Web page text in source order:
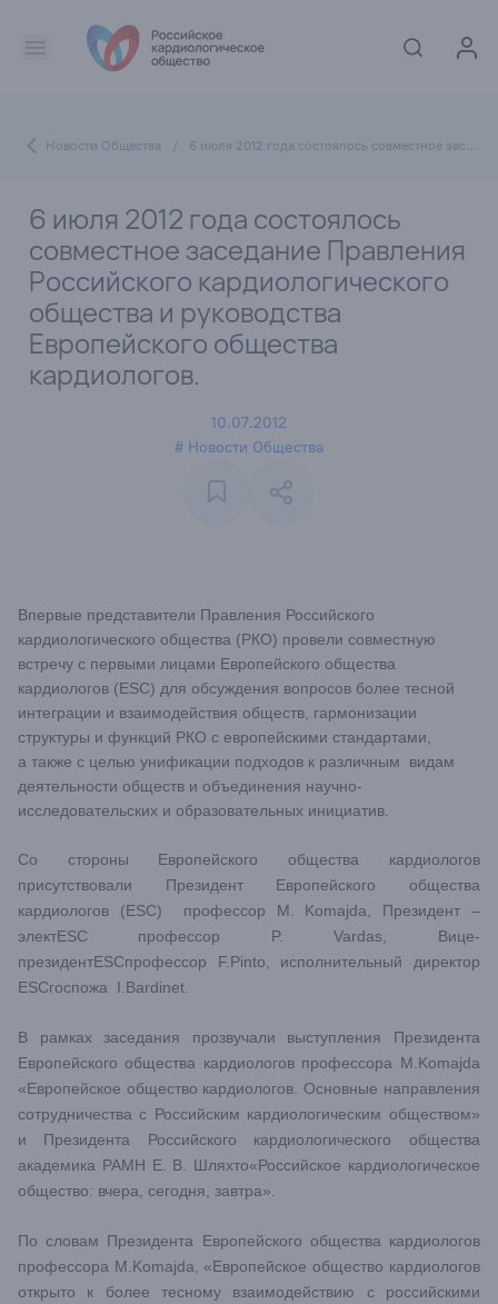
Новости Общества / 6 июля 2012 года состоялось совместное заседание Правления Российского кардиологического общества и руководства Европейского общества кардиологов.
6 июля 2012 года состоялось
совместное заседание Правления
Российского кардиологического
общества и руководства
Европейского общества
кардиологов.
10.07.2012
# Новости Общества
Впервые представители Правления Российского
кардиологического общества (РКО) провели совместную
встречу с первыми лицами Европейского общества
кардиологов (ESC) для обсуждения вопросов более тесной
интеграции и взаимодействия обществ, гармонизации
структуры и функций РКО с европейскими стандартами,
а также с целью унификации подходов к различным видам
деятельности обществ и объединения научно-
исследовательских и образовательных инициатив.
Со стороны Европейского общества кардиологов
присутствовали Президент Европейского общества
кардиологов (ESC) профессор M. Komajda, Президент –
электESC профессор P. Vardas, Вице-
президентESСпрофессор F.Pinto, исполнительный директор
ESСгоспожа I.Bardinet.
В рамках заседания прозвучали выступления Президента
Европейского общества кардиологов профессора M.Komajda
«Европейское общество кардиологов. Основные направления
сотрудничества с Российским кардиологическим обществом»
и Президента Российского кардиологического общества
академика РАМН Е. В. Шляхто«Российское кардиологическое
общество: вчера, сегодня, завтра».
По словам Президента Европейского общества кардиологов
профессора M.Komajda, «Европейское общество кардиологов
открыто к более тесному взаимодействию с российскими